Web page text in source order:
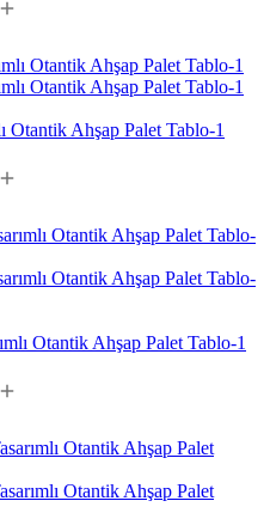
Otantik Ahşap Palet Tablo-1
Otantik Ahşap Palet Tablo-1